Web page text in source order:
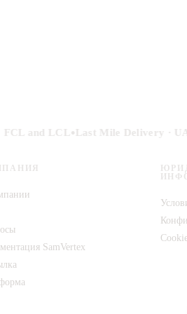
and LCL • Last Mile Delivery ·
SamVertex